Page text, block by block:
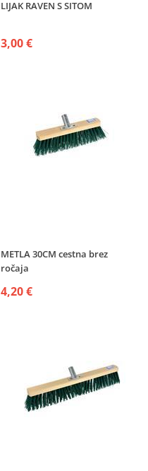
LIJAK RAVEN S SITOM
3,00 €
METLA 30CM cestna brez
ročaja
4,20 €